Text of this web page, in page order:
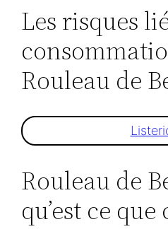
Les risques
Rouleau de
Rouleau de
qu’est ce que